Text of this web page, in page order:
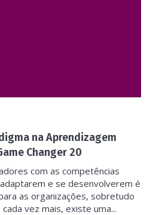
na Aprendizagem
Changer 20
com as competências
e se desenvolverem é
as organizações, sobretudo
vez mais, existe uma...